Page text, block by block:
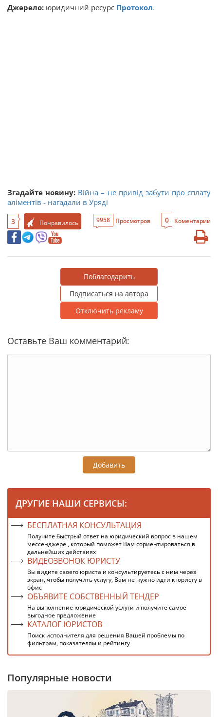
​​Джерело: юридичний ресурс Протокол.
Згадайте новину: Війна – не привід забути про сплату
аліментів - нагадали в Уряді
3 Понравилось 9958 Просмотров 0 Коментарии
Поблагодарить
Подписаться на автора
Отключить рекламу
Оставьте Ваш комментарий:
Добавить
ДРУГИЕ НАШИ СЕРВИСЫ:
БЕСПЛАТНАЯ КОНСУЛЬТАЦИЯ
Получите быстрый ответ на юридический вопрос в нашем
мессенджере , который поможет Вам сориентироваться в
дальнейших действиях
ВИДЕОЗВОНОК ЮРИСТУ
Вы видите своего юриста и консультируетесь с ним через
экран, чтобы получить услугу, Вам не нужно идти к юристу в
офис
ОБЪЯВИТЕ СОБСТВЕННЫЙ ТЕНДЕР
На выполнение юридической услуги и получите самое
выгодное предложение
КАТАЛОГ ЮРИСТОВ
Поиск исполнителя для решения Вашей проблемы по
фильтрам, показателям и рейтингу
Популярные новости